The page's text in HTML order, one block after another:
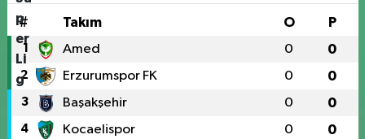
# Takım O P
1 Amed 0 0
2 Erzurumspor FK 0 0
3 Başakşehir 0 0
4 Kocaelispor 0 0